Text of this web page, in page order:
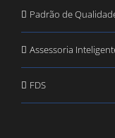
Padrão de
Assessoria
FDS